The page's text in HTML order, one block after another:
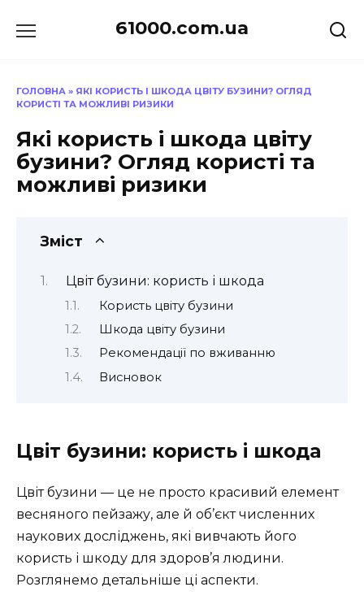
до
61000.com.ua
ГОЛОВНА » ЯКІ КОРИСТЬ І ШКОДА ЦВІТУ БУЗИНИ? ОГЛЯД
КОРИСТІ ТА МОЖЛИВІ РИЗИКИ
Які користь і шкода цвіту
бузини? Огляд користі та
можливі ризики
Зміст
Цвіт бузини: користь і шкода
Користь цвіту бузини
Шкода цвіту бузини
Рекомендації по вживанню
Висновок
Цвіт бузини: користь і шкода
Цвіт бузини — це не просто красивий елемент
весняного пейзажу, але й об’єкт численних
наукових досліджень, які вивчають його
користь і шкоду для здоров’я людини.
Розглянемо детальніше ці аспекти.